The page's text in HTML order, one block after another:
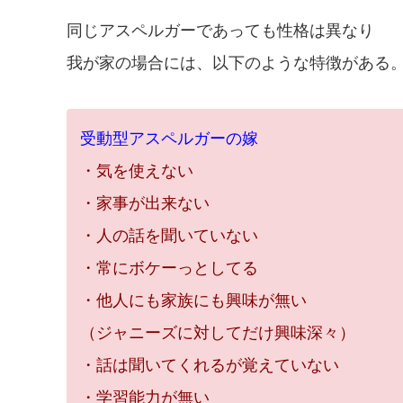
同じアスペルガーであっても性格は異なり
我が家の場合には、以下のような特徴がある
受動型アスペルガーの嫁
・気を使えない
・家事が出来ない
・人の話を聞いていない
・常にボケーっとしてる
・他人にも家族にも興味が無い
（ジャニーズに対してだけ興味深々）
・話は聞いてくれるが覚えていない
・学習能力が無い